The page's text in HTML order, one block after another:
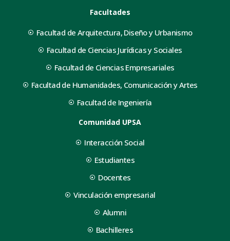
Facultades
Facultad de Arquitectura, Diseño y Urbanismo
Facultad de Ciencias Jurídicas y Sociales
Facultad de Ciencias Empresariales
Facultad de Humanidades, Comunicación y Artes
Facultad de Ingeniería
Comunidad UPSA
Interacción Social
Estudiantes
Docentes
Vinculación empresarial
Alumni
Bachilleres